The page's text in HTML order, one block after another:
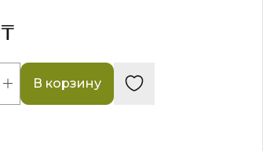
В корзину